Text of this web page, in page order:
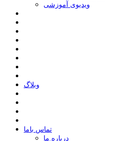
ویدیوی آموزشی
وبلاگ
ﺗﻤﺎﺱ ﺑﺎﻣﺎ
درباره ما